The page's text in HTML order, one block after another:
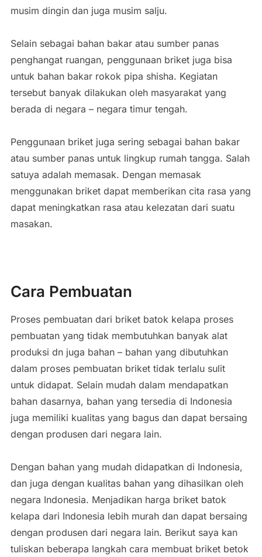
musim dingin dan juga musim salju.
Selain sebagai bahan bakar atau sumber panas
penghangat ruangan, penggunaan briket juga bisa
untuk bahan bakar rokok pipa shisha. Kegiatan
tersebut banyak dilakukan oleh masyarakat yang
berada di negara – negara timur tengah.
Penggunaan briket juga sering sebagai bahan bakar
atau sumber panas untuk lingkup rumah tangga. Salah
satuya adalah memasak. Dengan memasak
menggunakan briket dapat memberikan cita rasa yang
dapat meningkatkan rasa atau kelezatan dari suatu
masakan.
Cara Pembuatan
Proses pembuatan dari briket batok kelapa proses
pembuatan yang tidak membutuhkan banyak alat
produksi dn juga bahan – bahan yang dibutuhkan
dalam proses pembuatan briket tidak terlalu sulit
untuk didapat. Selain mudah dalam mendapatkan
bahan dasarnya, bahan yang tersedia di Indonesia
juga memiliki kualitas yang bagus dan dapat bersaing
dengan produsen dari negara lain.
Dengan bahan yang mudah didapatkan di Indonesia,
dan juga dengan kualitas bahan yang dihasilkan oleh
negara Indonesia. Menjadikan harga briket batok
kelapa dari Indonesia lebih murah dan dapat bersaing
dengan produsen dari negara lain. Berikut saya kan
tuliskan beberapa langkah cara membuat briket betok